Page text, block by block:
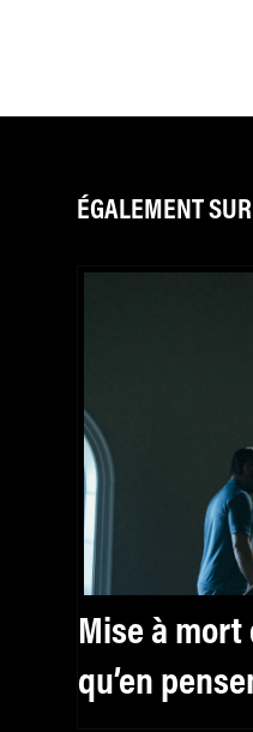
ÉGALEMENT
Mise à mort
qu’en